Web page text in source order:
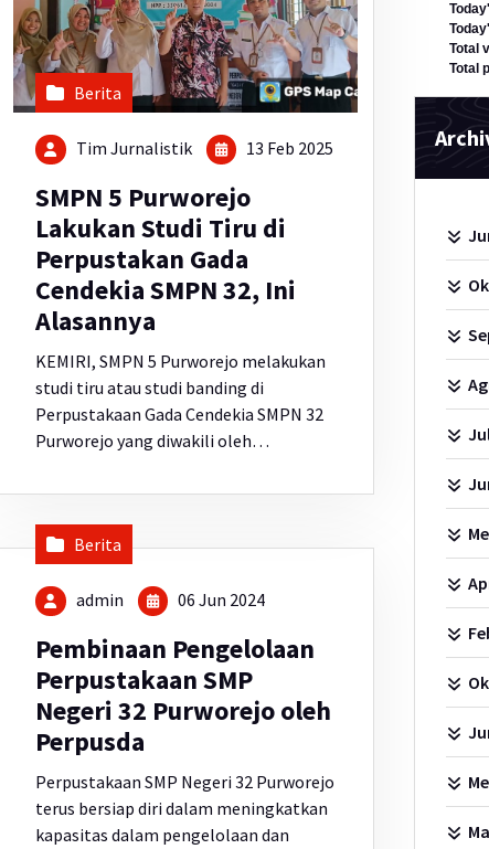
Berita
Tim Jurnalistik 13 Feb 2025
SMPN 5 Purworejo
Lakukan Studi Tiru di
Perpustakan Gada
Cendekia SMPN 32, Ini
Alasannya
KEMIRI, SMPN 5 Purworejo melakukan
studi tiru atau studi banding di
Perpustakaan Gada Cendekia SMPN 32
Purworejo yang diwakili oleh…
Berita
admin 06 Jun 2024
Pembinaan Pengelolaan
Perpustakaan SMP
Negeri 32 Purworejo oleh
Perpusda
Perpustakaan SMP Negeri 32 Purworejo
terus bersiap diri dalam meningkatkan
kapasitas dalam pengelolaan dan
Total
Total